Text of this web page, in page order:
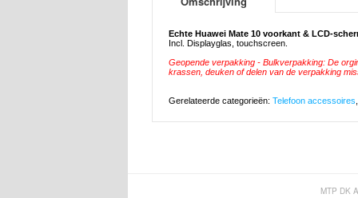
Echte Huawei Mate 10 voorkant & LCD-
Incl. Displayglas, touchscreen.
Geopende verpakking - Bulkverpakking: De
krassen, deuken of delen van de verpakking
Gerelateerde categorieën: Telefoon accessoires
MTP DK